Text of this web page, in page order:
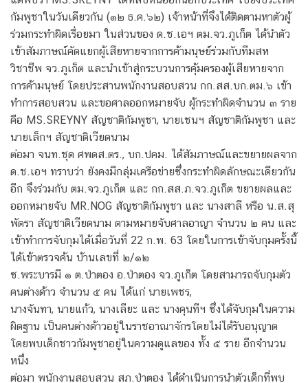
กัมพูชาในวันเดียวกัน (๑๒ ธ.ค.๖๒) เจ้าหน้าที่จึงได้ติดตามหาตัวผู้
ร่วมกระทำผิดเรื่อยมา ในส่วนของ ด.ช.เอฯ ตม.จว.ภูเก็ต ได้นำตัว
เข้าสัมภาษณ์คัดแยกผู้เสียหายจากการค้ามนุษย์ร่วมกับทีมสห
วิชาชีพ จว.ภูเก็ต และนำเข้าสู่กระบวนการคุ้มครองผู้เสียหายจาก
การค้ามนุษย์ โดยประสานพนักงานสอบสวน กก.สส.บก.ตม.๖ เข้า
ทำการสอบสวน และขอศาลออกหมายจับ ผู้กระทำผิดจำนวน ๓ ราย
คือ MS.SREYNY สัญชาติกัมพูชา, นายเชนฯ สัญชาติกัมพูชา และ
นายเล็กฯ สัญชาติเวียดนาม
ต่อมา จนท.ชุด ศพดส.ตร., บก.ปคม. ได้สัมภาษณ์และขยายผลจาก
ด.ช.เอฯ ทราบว่า ยังคงมีกลุ่มเครือข่ายซึ่งกระทำผิดลักษณะเดียวกัน
อีก จึงร่วมกับ ตม.จว.ภูเก็ต และ กก.สส.ภ.จว.ภูเก็ต ขยายผลและ
ออกหมายจับ MR.NOG สัญชาติกัมพูชา และ นางสาลี หรือ น.ส.สุ
พัตรา สัญชาติเวียดนาม ตามหมายจับศาลอาญา จำนวน ๒ คน และ
เข้าทำการจับกุมได้เมื่อวันที่ 22 ก.พ. 63 โดยในการเข้าจับกุมครั้งนี้
ได้เข้าตรวจค้น บ้านเลขที่ ๒/๑๒
ซ.พระบารมี ๑ ต.ป่าตอง อ.ป่าตอง จว.ภูเก็ต โดยสามารถจับกุมตัว
คนต่างด้าว จำนวน ๕ คน ได้แก่ นายเพชร,
นางจันทา, นายแก้ว, นางเลียะ และ นางคุนทีฯ ซึ่งได้จับกุมในความ
ผิดฐาน เป็นคนต่างด้าวอยู่ในราชอาณาจักรโดยไม่ได้รับอนุญาต
โดยพบเด็กชาวกัมพูชาอยู่ในความดูแลของ ทั้ง ๕ ราย อีกจำนวน
หนึ่ง
ต่อมา พนักงานสอบสวน สภ.ป่าตอง ได้ดำเนินการนำตัวเด็กที่พบ